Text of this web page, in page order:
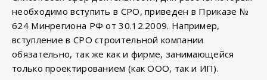
необходимо вступить в СРО, приведен в Приказе №
624 Минрегиона РФ от 30.12.2009. Например,
вступление в СРО строительной компании
обязательно, так же как и фирме, занимающейся
только проектированием (как ООО, так и ИП).